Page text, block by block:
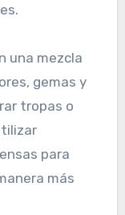
una mezcla
gemas y
tropas o
para
más